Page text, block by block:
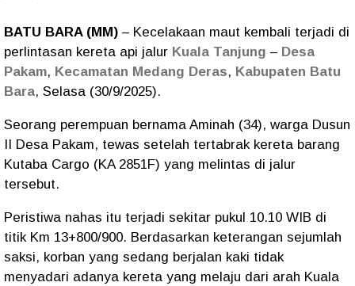
BATU BARA (MM) – Kecelakaan maut kembali terjadi di
perlintasan kereta api jalur Kuala Tanjung – Desa
Pakam, Kecamatan Medang Deras, Kabupaten Batu
Bara, Selasa (30/9/2025).
Seorang perempuan bernama Aminah (34), warga Dusun
II Desa Pakam, tewas setelah tertabrak kereta barang
Kutaba Cargo (KA 2851F) yang melintas di jalur
tersebut.
Peristiwa nahas itu terjadi sekitar pukul 10.10 WIB di
titik Km 13+800/900. Berdasarkan keterangan sejumlah
saksi, korban yang sedang berjalan kaki tidak
menyadari adanya kereta yang melaju dari arah Kuala